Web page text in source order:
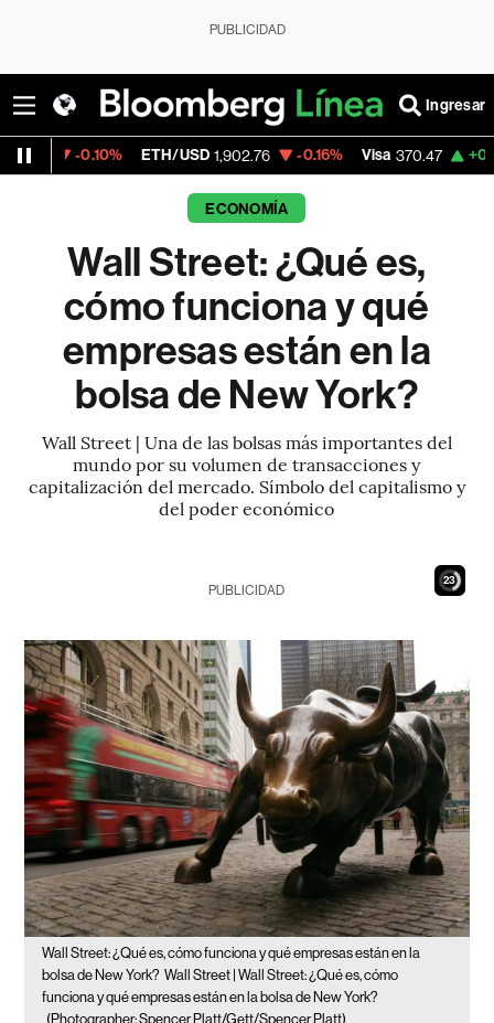
PUBLICIDAD
Ingresar
ETH/USD 1,902.76 -0.16% Visa 370.47 +0.52%
ECONOMÍA
Wall Street: ¿Qué es,
cómo funciona y qué
empresas están en la
bolsa de New York?
Wall Street | Una de las bolsas más importantes del
mundo por su volumen de transacciones y
capitalización del mercado. Símbolo del capitalismo y
del poder económico
22
PUBLICIDAD
Wall Street: ¿Qué es, cómo funciona y qué empresas están en la
bolsa de New York? Wall Street | Wall Street: ¿Qué es, cómo
funciona y qué empresas están en la bolsa de New York?
(Photographer: Spencer Platt/Gett/Spencer Platt)